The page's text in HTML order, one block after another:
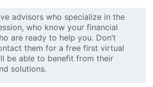
advisors who specialize in the
who know your financial
are ready to help you. Don’t
them for a free first virtual
be able to benefit from their
solutions.